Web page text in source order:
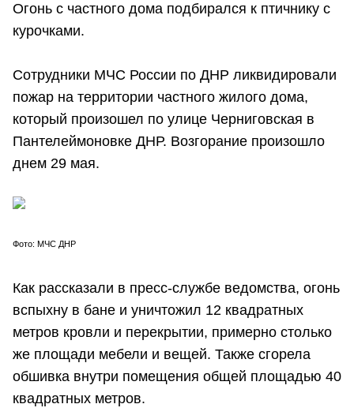
Огонь с частного дома подбирался к птичнику с
курочками.
Сотрудники МЧС России по ДНР ликвидировали
пожар на территории частного жилого дома,
который произошел по улице Черниговская в
Пантелеймоновке ДНР. Возгорание произошло
днем 29 мая.
Фото: МЧС ДНР
Как рассказали в пресс-службе ведомства, огонь
вспыхну в бане и уничтожил 12 квадратных
метров кровли и перекрытии, примерно столько
же площади мебели и вещей. Также сгорела
обшивка внутри помещения общей площадью 40
квадратных метров.